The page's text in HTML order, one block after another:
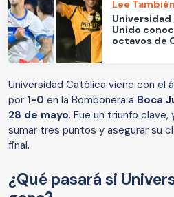
Lee También
Unido
octavos de
Universidad Católica viene con el
por 1-0 en la Bombonera a Boca
28 de mayo. Fue un triunfo
sumar tres puntos y asegurar su
final.
¿Qué pasará si